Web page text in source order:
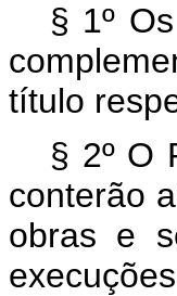
§ 1º
título
§ 2º O
conterão
obras e